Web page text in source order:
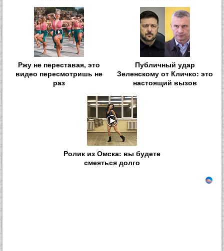
Ржу не переставая, это
видео пересмотришь не
раз
Публичный удар
Зеленскому от Кличко: это
настоящий вызов
Ролик из Омска: вы будете
смеяться долго